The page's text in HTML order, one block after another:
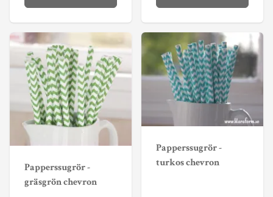
Papperssugrör -
gräsgrön chevron
Papperssugrör -
turkos chevron